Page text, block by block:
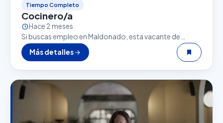
Tiempo Completo
Cocinero/a
Hace 2 meses
Si buscas empleo en Maldonado, esta vacante de
Cocinero/a puede ser una excelente oportunidad. El
sector gastronómico es uno de los que más empleo…
Más detalles